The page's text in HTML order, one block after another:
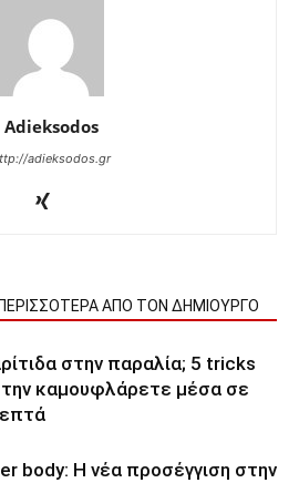
Adieksodos
adieksodos.gr
ΠΕΡΙΣΣΟΤΕΡΑ ΑΠΟ ΤΟΝ ΔΗΜΙΟΥΡΓΟ
στην παραλία; 5 tricks
την καμουφλάρετε μέσα σε
body: Η νέα προσέγγιση στην